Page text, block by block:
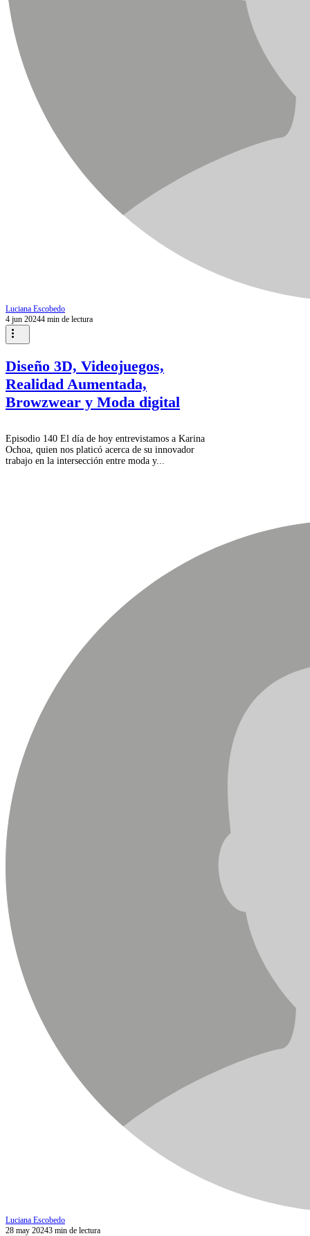
Luciana Escobedo
4 jun 20244 min de lectura
Diseño 3D, Videojuegos,
Realidad Aumentada,
Browzwear y Moda digital
Episodio 140 El día de hoy entrevistamos a Karina
Ochoa, quien nos platicó acerca de su innovador
trabajo en la intersección entre moda y...
Luciana Escobedo
28 may 20243 min de lectura